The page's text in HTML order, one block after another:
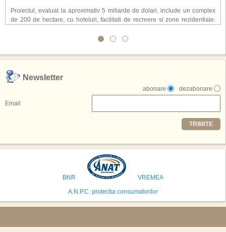
Proiectul, evaluat la aproximativ 5 miliarde de dolari, include un complex
de 200 de hectare, cu hoteluri, facilitati de recreere si zone rezidentiale.
atragerea a pana la 10 milioane de turisti anual. �Luna� ar putea deveni
exclusiv simularea suprafetei lunare.
,,Credem ca exista sanse mari sa anuntam nu doar o locatie, ci poate mai
multe'', a declarat Michael R. Henderson, cofondator al Moon World
Resorts, citat de Gulf News. Potrivit acestuia, 2026 ar putea deveni un an
decisiv pentru reali zarea proiectului.
Printre celelalte tari care concureaza pentru a gazdui aceasta constructie
se numara Australia, Brazilia, China, Egipt, India, Polonia, Thailanda,
avea cele mai mari sanse de a castiga licitatia. Totusi, Spania, care se
preconizeaza ca va deveni a doua cea mai vizitata tara din lume in 2025,
isi bazeaza oferta pe infrastructura turistica solida si capacitatea hoteliera."
Newsletter
dezabonare
abonare
Email
TRIMITE
BNR
VREMEA
A.N.P.C. protectia consumatorilor